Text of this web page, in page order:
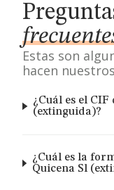
Estas son
hacen
¿Cuál es el
(extinguida)?
¿Cuál es la
Quicena Sl